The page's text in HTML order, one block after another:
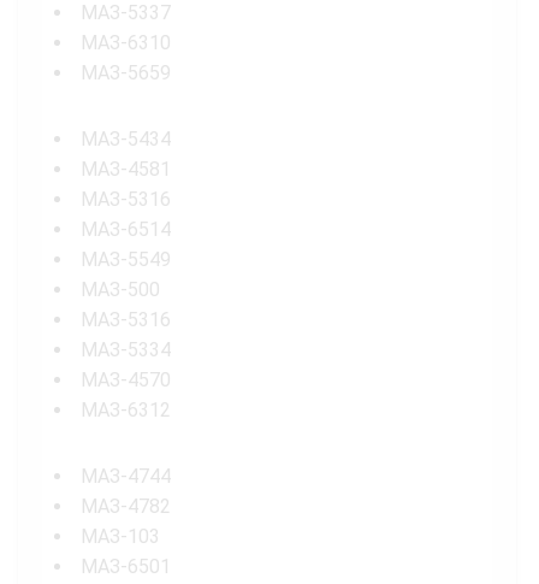
МАЗ-5337
МАЗ-6310
МАЗ-5659
МАЗ-5434
МАЗ-4581
МАЗ-5316
МАЗ-6514
МАЗ-5549
МАЗ-500
МАЗ-5316
МАЗ-5334
МАЗ-4570
МАЗ-6312
МАЗ-4744
МАЗ-4782
МАЗ-103
МАЗ-6501